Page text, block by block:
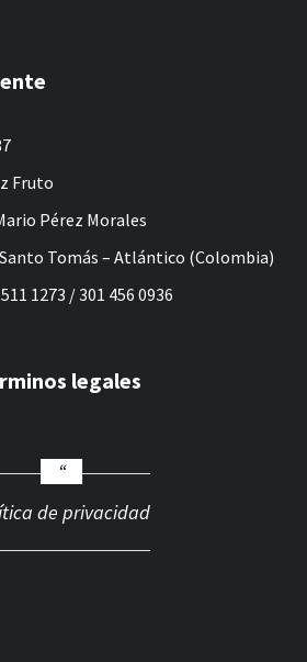
Fruto
Pérez Morales
Tomás – Atlántico (Colombia)
1273 / 301 456 0936
legales
de privacidad